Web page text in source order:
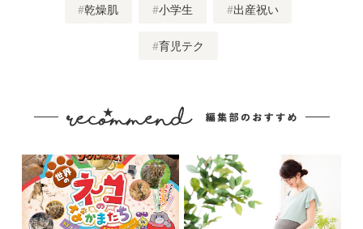
乾燥肌 小学生 出産祝い
育児テク